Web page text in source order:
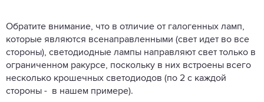
Обратите внимание, что в отличие от галогенных ламп,
которые являются всенаправленными (свет идет во все
стороны), светодиодные лампы направляют свет только в
ограниченном ракурсе, поскольку в них встроены всего
несколько крошечных светодиодов (по 2 с каждой
стороны - в нашем примере).